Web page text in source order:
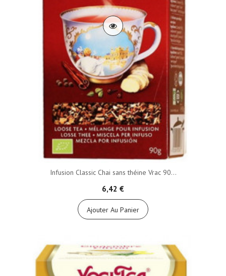
Infusion Classic Chai sans théine Vrac 90...
6,42 €
Ajouter Au Panier